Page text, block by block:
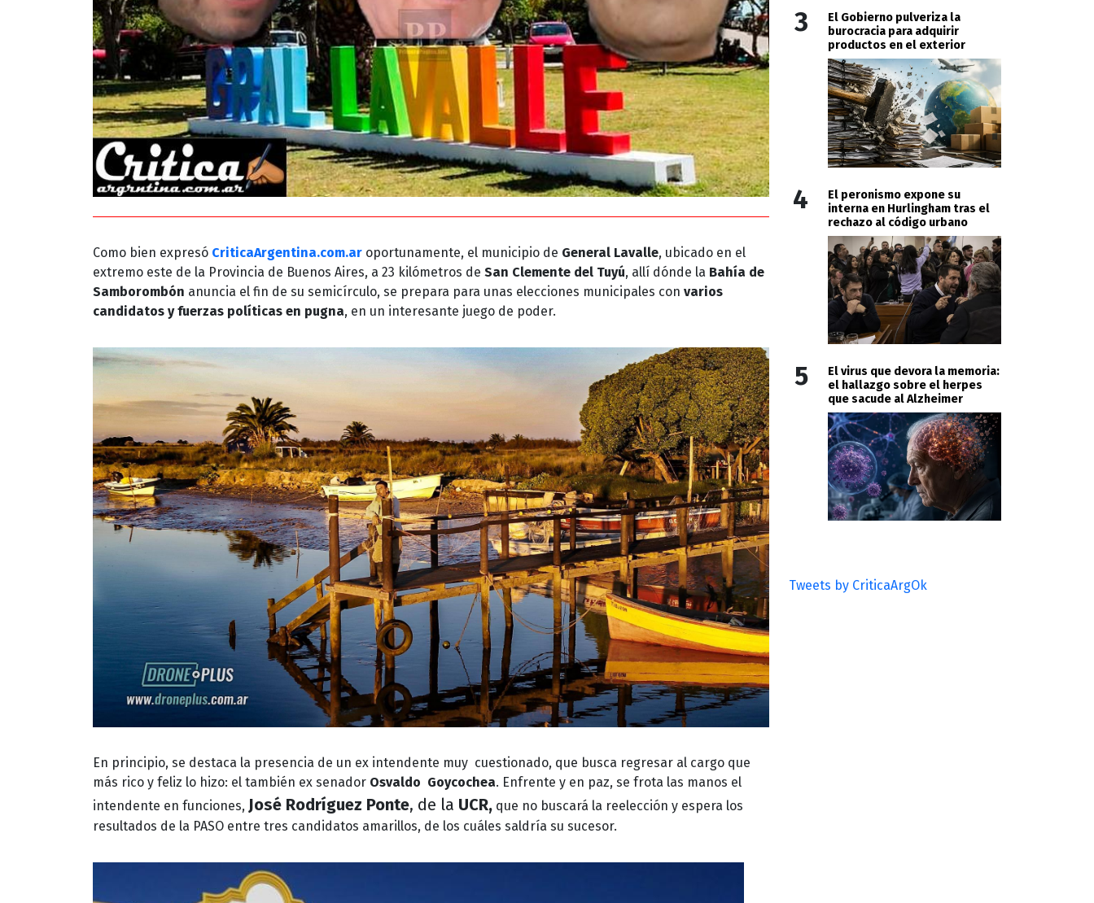
Como bien expresó CriticaArgentina.com.ar oportunamente, el municipio de General Lavalle, ubicado en el
extremo este de la Provincia de Buenos Aires, a 23 kilómetros de San Clemente del Tuyú, allí dónde la Bahía de
Samborombón anuncia el fin de su semicírculo, se prepara para unas elecciones municipales con varios
candidatos y fuerzas políticas en pugna, en un interesante juego de poder.
En principio, se destaca la presencia de un ex intendente muy cuestionado, que busca regresar al cargo que
más rico y feliz lo hizo: el también ex senador Osvaldo Goycochea. Enfrente y en paz, se frota las manos el
intendente en funciones, José Rodríguez Ponte, de la UCR, que no buscará la reelección y espera los
resultados de la PASO entre tres candidatos amarillos, de los cuáles saldría su sucesor.
3
El Gobierno pulveriza la
burocracia para adquirir
productos en el exterior
4
El peronismo expone su
interna en Hurlingham tras el
rechazo al código urbano
5
El virus que devora la memoria:
el hallazgo sobre el herpes
que sacude al Alzheimer
Tweets by CriticaArgOk